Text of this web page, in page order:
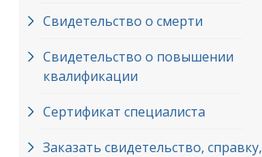
Свидетельство о смерти
Свидетельство о повышении
квалификации
Сертификат специалиста
Заказать свидетельство, справку,